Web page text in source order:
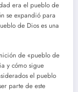
era el pueblo de
se expandió para
de Dios es una
de «pueblo de
y cómo sigue
el pueblo
parte de este